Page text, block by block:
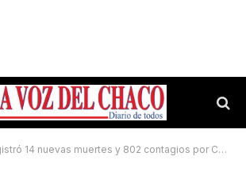
14 nuevas muertes y 802 contagios por COVID-19